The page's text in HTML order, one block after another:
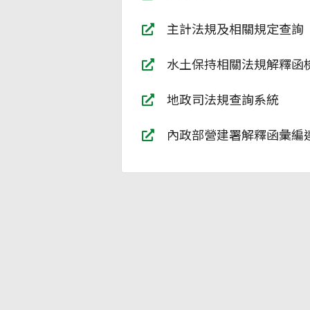
主計法規及相關規定查詢
水土保持相關法規解釋函
地政司法規查詢系統
內政部營建署解釋函彙編